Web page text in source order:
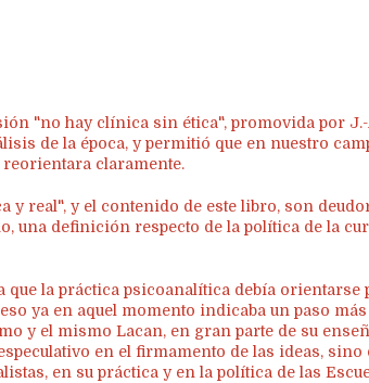
"no hay clínica sin ética", promovida por J.-
de la época, y permitió que en nuestro
claramente.
y real", y el contenido de este libro, son
una definición respecto de la política de la
la práctica psicoanalítica debía orientarse
ya en aquel momento indicaba un paso
y el mismo Lacan, en gran parte de su
en el firmamento de las ideas, sino
en su práctica y en la política de las